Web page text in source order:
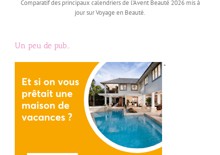
jour sur Voyage en Beauté.
Un peu de pub…